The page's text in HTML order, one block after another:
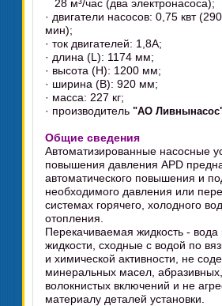
28 м³/час (два электронасоса);
· двигатели насосов: 0,75 квт
мин);
· ток двигателей: 1,8А;
· длина (L): 1174 мм;
· высота (H): 1200 мм;
· ширина (B): 920 мм;
· масса: 227 кг;
· производитель"АО
Общие сведения
Автоматизированные насосные
повышения давления APD
автоматического повышения и
необходимого давления или
системах горячего, холодного
отопления.
Перекачиваемая жидкость - вода
жидкости, сходные с водой по
и химической активности, не
минеральных масел,
волокнистых включений и не
материалу деталей установки.